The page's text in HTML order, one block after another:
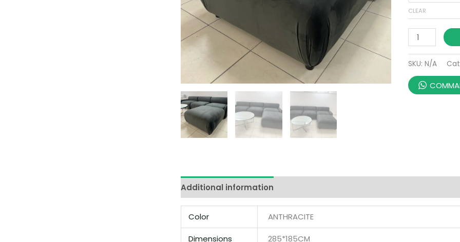
CLEAR
SKU: N/A
Additional information
Color ANTHRACITE
Dimensions 285*185CM